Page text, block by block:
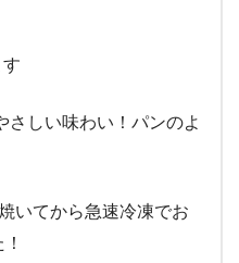
さしい味わい！パンのよ
いてから急速冷凍でお